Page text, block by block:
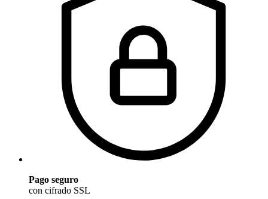
Pago seguro
con cifrado SSL